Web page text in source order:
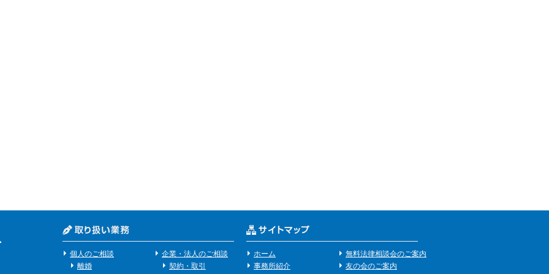
個人のご相談
離婚
企業・法人のご相談
契約・取引
ホーム
事務所紹介
無料法律相談会のご案内
友の会のご案内